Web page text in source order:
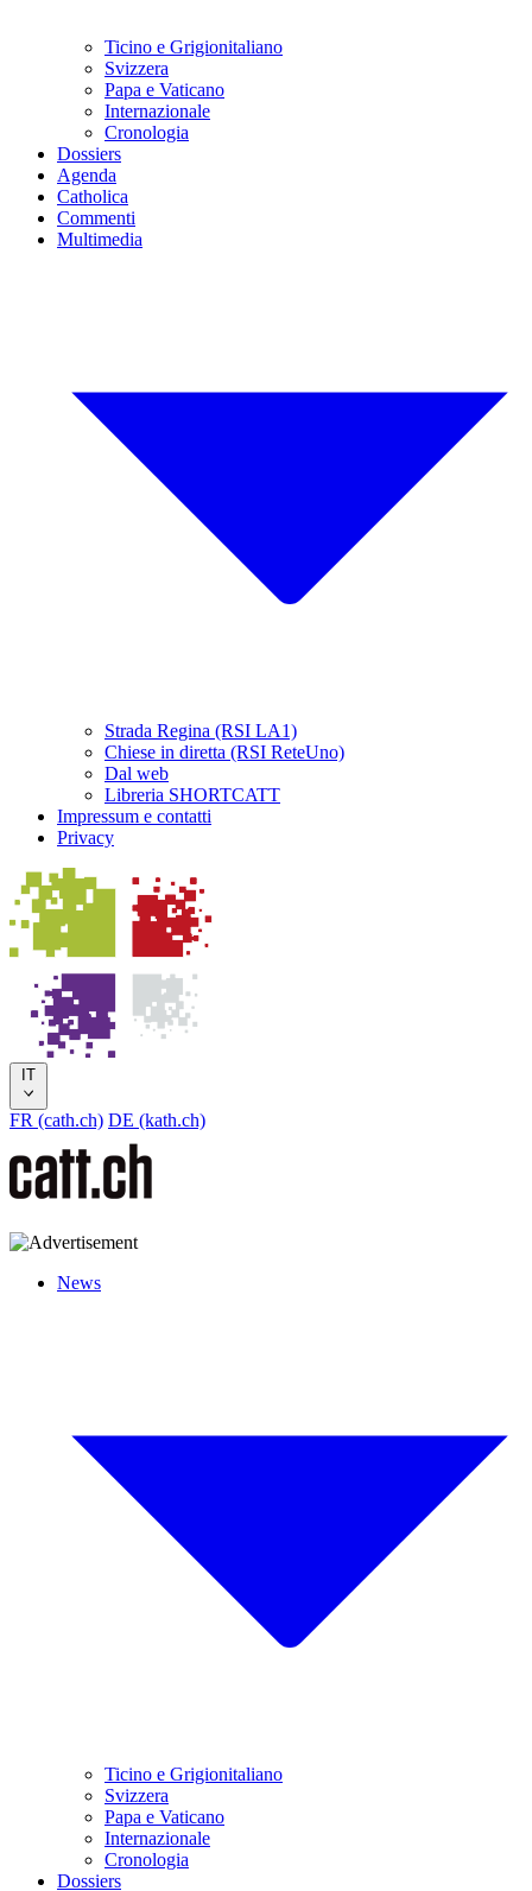
Ticino e Grigionitaliano
Svizzera
Papa e Vaticano
Internazionale
Cronologia
Dossiers
Agenda
Catholica
Commenti
Multimedia
Strada Regina (RSI LA1)
Chiese in diretta (RSI ReteUno)
Dal web
Libreria SHORTCATT
Impressum e contatti
Privacy
IT
FR (cath.ch) DE (kath.ch)
News
Ticino e Grigionitaliano
Svizzera
Papa e Vaticano
Internazionale
Cronologia
Dossiers